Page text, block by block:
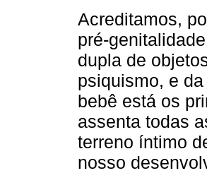
Acreditamos,
pré-
dupla de
psiquismo, e
bebê está os
assenta todas
terreno íntimo
nosso